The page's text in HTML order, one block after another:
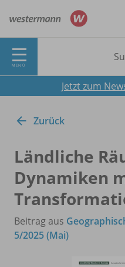
MENÜ
Jetzt zum
Zurück
Ländliche
Dynamiken
Beitrag aus
5/2025 (Mai)